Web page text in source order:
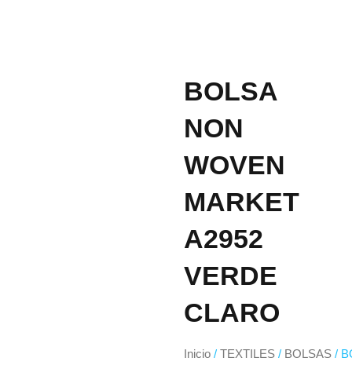
BOLSA
NON
WOVEN
MARKET
A2952
VERDE
CLARO
Inicio / TEXTILES / BOLSAS /